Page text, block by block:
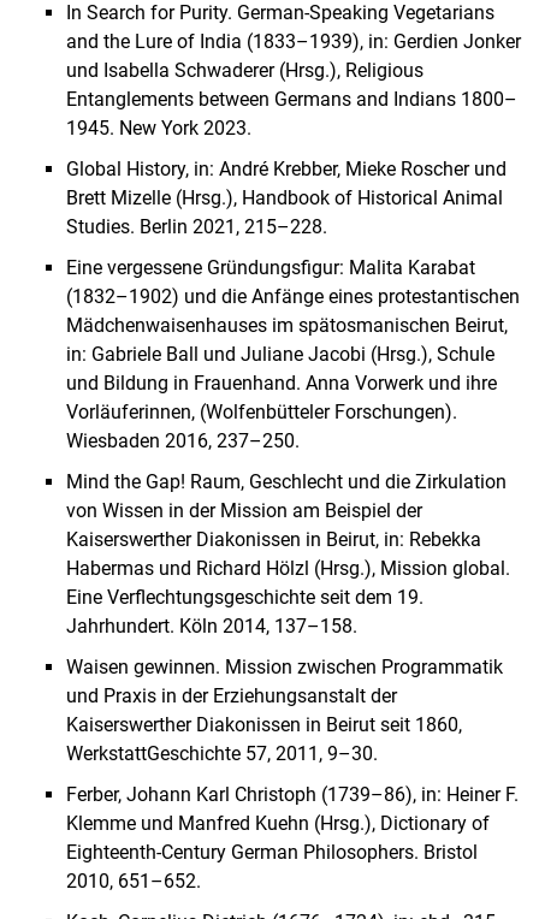
In Search for Purity. German-Speaking Vegetarians
and the Lure of India (1833–1939), in: Gerdien Jonker
und Isabella Schwaderer (Hrsg.), Religious
Entanglements between Germans and Indians 1800–
1945. New York 2023.
Global History, in: André Krebber, Mieke Roscher und
Brett Mizelle (Hrsg.), Handbook of Historical Animal
Studies. Berlin 2021, 215–228.
Eine vergessene Gründungsfigur: Malita Karabat
(1832–1902) und die Anfänge eines protestantischen
Mädchenwaisenhauses im spätosmanischen Beirut,
in: Gabriele Ball und Juliane Jacobi (Hrsg.), Schule
und Bildung in Frauenhand. Anna Vorwerk und ihre
Vorläuferinnen, (Wolfenbütteler Forschungen).
Wiesbaden 2016, 237–250.
Mind the Gap! Raum, Geschlecht und die Zirkulation
von Wissen in der Mission am Beispiel der
Kaiserswerther Diakonissen in Beirut, in: Rebekka
Habermas und Richard Hölzl (Hrsg.), Mission global.
Eine Verflechtungsgeschichte seit dem 19.
Jahrhundert. Köln 2014, 137–158.
Waisen gewinnen. Mission zwischen Programmatik
und Praxis in der Erziehungsanstalt der
Kaiserswerther Diakonissen in Beirut seit 1860,
WerkstattGeschichte 57, 2011, 9–30.
Ferber, Johann Karl Christoph (1739–86), in: Heiner F.
Klemme und Manfred Kuehn (Hrsg.), Dictionary of
Eighteenth-Century German Philosophers. Bristol
2010, 651–652.